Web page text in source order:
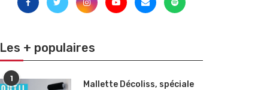
Les + populaires
1
Mallette Décoliss, spéciale